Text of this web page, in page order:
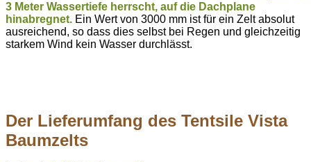
3 Meter Wassertiefe herrscht, auf die Dachplane
hinabregnet. Ein Wert von 3000 mm ist für ein Zelt absolut
ausreichend, so dass dies selbst bei Regen und gleichzeitig
starkem Wind kein Wasser durchlässt.
Der Lieferumfang des Tentsile Vista
Baumzelts